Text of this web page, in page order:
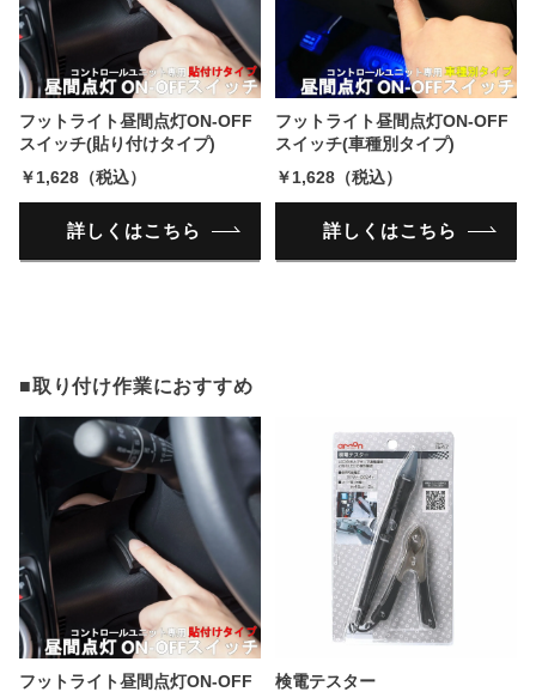
フットライト昼間点灯ON-OFF
スイッチ(貼り付けタイプ)
￥1,628（税込）
詳しくはこちら
フットライト昼間点灯ON-OFF
スイッチ(車種別タイプ)
￥1,628（税込）
詳しくはこちら
■取り付け作業におすすめ
フットライト昼間点灯ON-OFF
検電テスター